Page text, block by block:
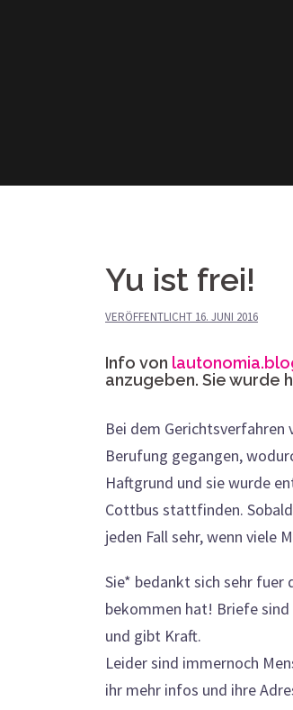
Yu ist frei!
VERÖFFENTLICHT 16. JUNI 2016
Info von
anzugeben. Sie wurde
Bei dem
Berufung gegangen,
Haftgrund und sie wurde
Cottbus stattfinden.
jeden Fall sehr, wenn viele
Sie* bedankt sich sehr fuer
bekommen hat! Briefe
und gibt Kraft.
Leider sind immernoch
ihr mehr infos und ihre